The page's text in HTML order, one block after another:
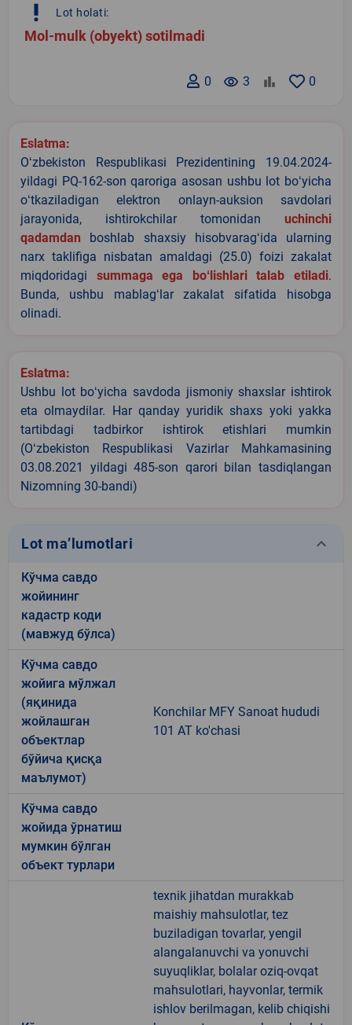
priority_high Lot holati:
Mol-mulk (obyekt) sotilmadi
0
remove_red_eye 3
0
Eslatma:
Oʻzbekiston Respublikasi Prezidentining 19.04.2024-
yildagi PQ-162-son qaroriga asosan ushbu lot boʻyicha
oʻtkaziladigan elektron onlayn-auksion savdolari
jarayonida, ishtirokchilar tomonidan uchinchi
qadamdan boshlab shaxsiy hisobvaragʻida ularning
narx taklifiga nisbatan amaldagi (25.0) foizi zakalat
miqdoridagi summaga ega boʻlishlari talab etiladi.
Bunda, ushbu mablagʻlar zakalat sifatida hisobga
olinadi.
Eslatma:
Ushbu lot boʻyicha savdoda jismoniy shaxslar ishtirok
eta olmaydilar. Har qanday yuridik shaxs yoki yakka
tartibdagi tadbirkor ishtirok etishlari mumkin
(Oʻzbekiston Respublikasi Vazirlar Mahkamasining
03.08.2021 yildagi 485-son qarori bilan tasdiqlangan
Nizomning 30-bandi)
Lot ma’lumotlari keyboard_arrow_down
Кўчма савдо
жойининг
кадастр коди
(мавжуд бўлса)
Кўчма савдо
жойига мўлжал
(яқинида
жойлашган
объектлар
бўйича қисқа
маълумот)
Konchilar MFY Sanoat hududi
101 AT ko'chasi
Кўчма савдо
жойида ўрнатиш
мумкин бўлган
объект турлари
texnik jihatdan murakkab
maishiy mahsulotlar, tez
buziladigan tovarlar, yengil
alangalanuvchi va yonuvchi
suyuqliklar, bolalar oziq-ovqat
mahsulotlari, hayvonlar, termik
ishlov berilmagan, kelib chiqishi